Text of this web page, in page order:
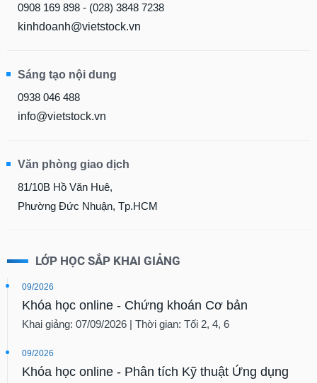
0908 169 898 - (028) 3848 7238
kinhdoanh@vietstock.vn
Sáng tạo nội dung
0938 046 488
info@vietstock.vn
Văn phòng giao dịch
81/10B Hồ Văn Huê,
Phường Đức Nhuận, Tp.HCM
LỚP HỌC SẮP KHAI GIẢNG
09/2026
Khóa học online - Chứng khoán Cơ bản
Khai giảng: 07/09/2026 | Thời gian: Tối 2, 4, 6
09/2026
Khóa học online - Phân tích Kỹ thuật Ứng dụng